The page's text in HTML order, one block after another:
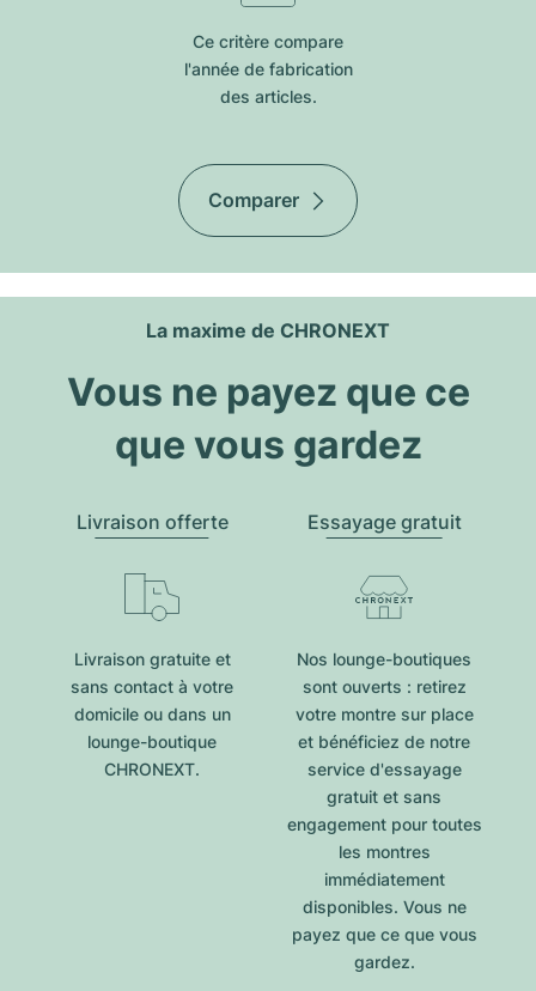
Ce critère compare
l'année de fabrication
des articles.
Comparer
La maxime de CHRONEXT
Vous ne payez que ce
que vous gardez
Livraison offerte
Livraison gratuite et
sans contact à votre
domicile ou dans un
lounge-boutique
CHRONEXT.
Essayage gratuit
Nos lounge-boutiques
sont ouverts : retirez
votre montre sur place
et bénéficiez de notre
service d'essayage
gratuit et sans
engagement pour toutes
les montres
immédiatement
disponibles. Vous ne
payez que ce que vous
gardez.